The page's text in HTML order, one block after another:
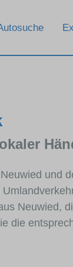
und
Neuwied,
die